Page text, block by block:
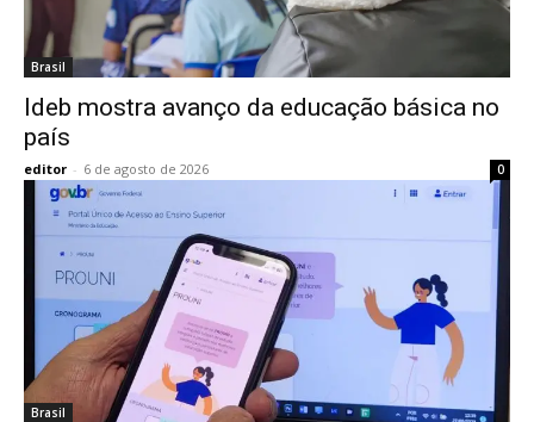
Brasil
Ideb mostra avanço da educação básica no
país
editor - 6 de agosto de 2026 0
Brasil